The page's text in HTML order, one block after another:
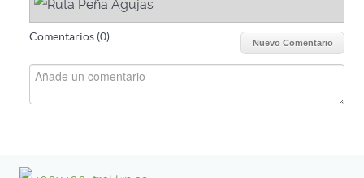
Comentarios (0) Nuevo Comentario